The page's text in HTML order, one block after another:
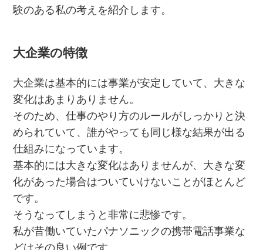
験のある私の考えを紹介します。
大企業の特徴
大企業は基本的には事業が安定していて、大きな
変化はあまりありません。
そのため、仕事のやり方のルールがしっかりと決
められていて、誰がやっても同じ様な結果が出る
仕組みになっています。
基本的には大きな変化はありませんが、大きな変
化があった場合はついていけないことがほとんど
です。
そうなってしまうと非常に悲惨です。
私が昔働いていたパナソニックの携帯電話事業な